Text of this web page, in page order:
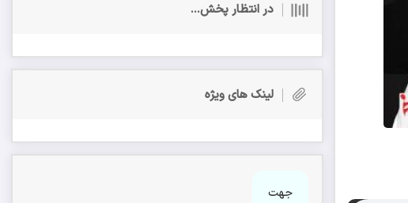
در انتظار پخش...
لینک های ویژه
جهت